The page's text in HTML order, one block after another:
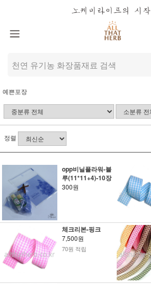
예쁜포장
정렬
opp비닐플라워-블
루(11*11+4)-10장
300원
체크리본-핑크
7,500원
70원 적립